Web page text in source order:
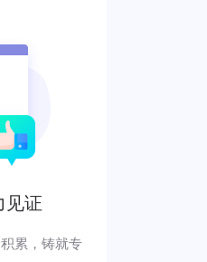
见证
累，铸就专